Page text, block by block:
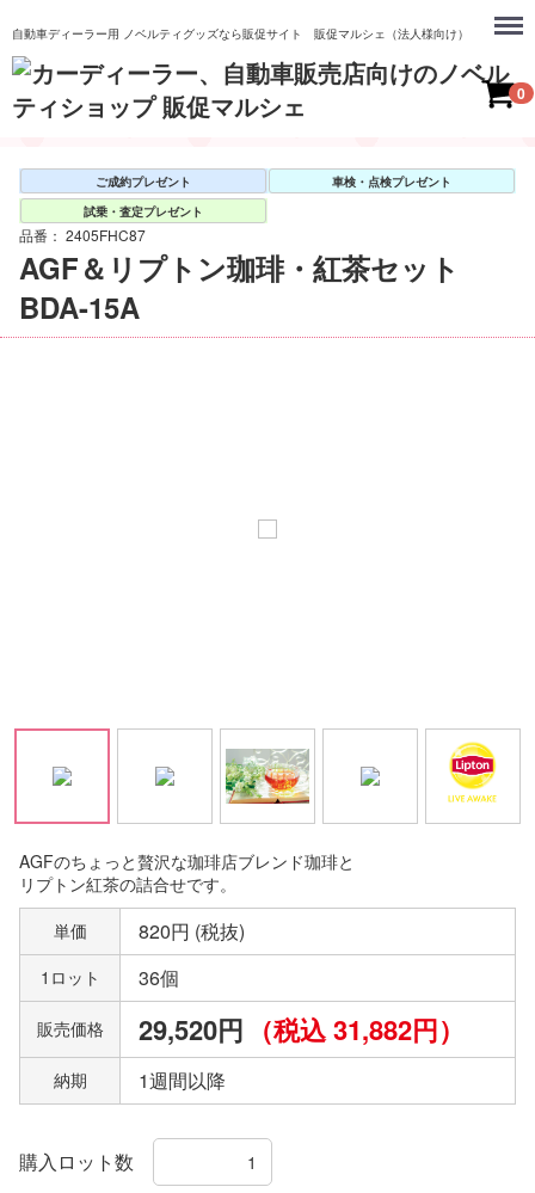
自動車ディーラー用 ノベルティグッズなら販促サイト 販促マルシェ（法人様向け）
0
Menu
ご成約プレゼント
車検・点検プレゼント
試乗・査定プレゼント
品番： 2405FHC87
AGF＆リプトン珈琲・紅茶セット
BDA-15A
AGFのちょっと贅沢な珈琲店ブレンド珈琲と
リプトン紅茶の詰合せです。
単価
820円 (税抜)
1ロット 36個
販売価格 29,520円 （税込 31,882円）
納期 1週間以降
購入ロット数